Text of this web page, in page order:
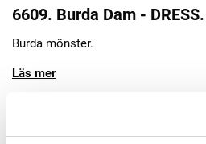
6609. Burda Dam - DRESS.
Burda mönster.
Läs mer